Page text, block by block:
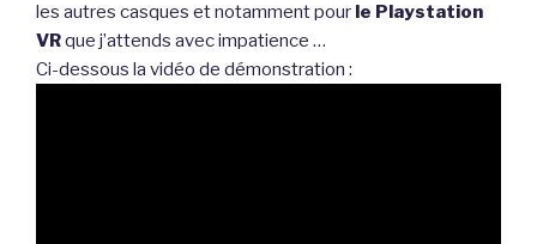
les autres casques et notamment pour le Playstation
VRque j’attends avec impatience …
Ci-dessous la vidéo de démonstration :